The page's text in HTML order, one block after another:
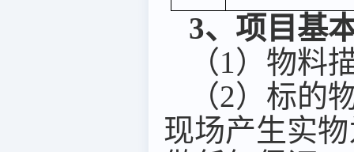
3、项目基
（1）物料
（2）标的
现场产生实